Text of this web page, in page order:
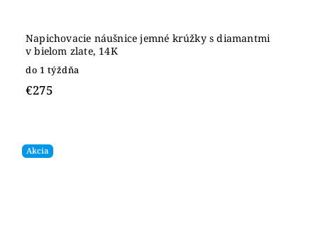
Napichovacie náušnice jemné krúžky s diamantmi
v bielom zlate, 14K
do 1 týždňa
€275
Akcia